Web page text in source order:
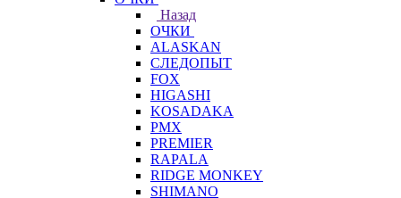
Назад
ОЧКИ
ALASKAN
СЛЕДОПЫТ
FOX
HIGASHI
KOSADAKA
PMX
PREMIER
RAPALA
RIDGE MONKEY
SHIMANO